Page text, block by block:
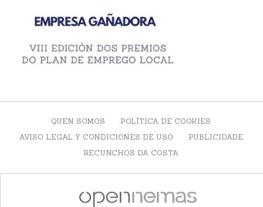
QUEN SOMOS
POLÍTICA DE COOKIES
AVISO LEGAL Y CONDICIONES DE USO
PUBLICIDADE
RECUNCHOS DA COSTA